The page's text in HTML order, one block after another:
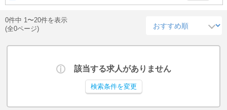
0件中 1〜20件を表示
(全0ページ)
該当する求人がありません
検索条件を変更